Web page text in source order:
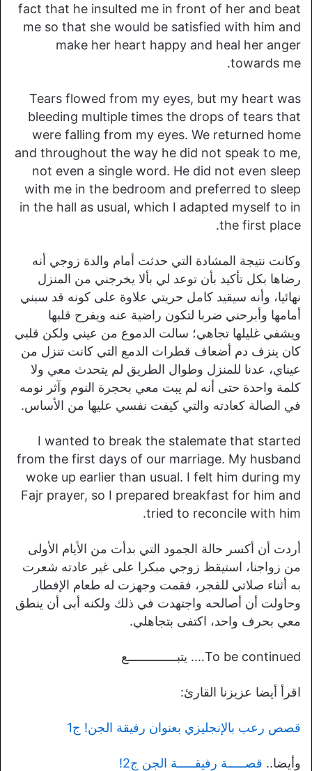
fact that he insulted me in front of her and beat
me so that she would be satisfied with him and
make her heart happy and heal her anger
towards me.
Tears flowed from my eyes, but my heart was
bleeding multiple times the drops of tears that
were falling from my eyes. We returned home
and throughout the way he did not speak to me,
not even a single word. He did not even sleep
with me in the bedroom and preferred to sleep
in the hall as usual, which I adapted myself to in
the first place.
وكانت نتيجة المشادة التي حدثت أمام والدة زوجي أنه
رضاها بكل تأكيد بأن توعد لي بألا يخرجني من المنزل
نهائيا، وأنه سيقيد كامل حريتي علاوة على كونه قد سبني
أمامها وأبرحني ضربا لتكون راضية عنه ويفرح قلبها
ويشفي غليلها تجاهي؛ سالت الدموع من عيني ولكن قلبي
كان ينزف دم أضعاف قطرات الدمع التي كانت تنزل من
عيناي، عدنا للمنزل وطوال الطريق لم يتحدث معي ولا
كلمة واحدة حتى أنه لم يبت معي بحجرة النوم وآثر نومه
في الصالة كعادته والتي كيفت نفسي عليها من الأساس.
I wanted to break the stalemate that started
from the first days of our marriage. My husband
woke up earlier than usual. I felt him during my
Fajr prayer, so I prepared breakfast for him and
tried to reconcile with him.
أردت أن أكسر حالة الجمود التي بدأت من الأيام الأولى
من زواجنا، استيقظ زوجي مبكرا على غير عادته شعرت
به أثناء صلاتي للفجر، فقمت وجهزت له طعام الإفطار
وحاولت أن أصالحه واجتهدت في ذلك ولكنه أبى أن ينطق
معي بحرف واحد، اكتفى بتجاهلي.
To be continued…. يتبــــــــــــــع
اقرأ أيضا عزيزنا القارئ:
قصص رعب بالإنجليزي بعنوان رفيقة الجن! ج1
وأيضا.. قصـــــة رفيقـــــة الجن ج2!